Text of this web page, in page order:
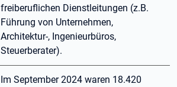
freiberuflichen Dienstleitungen (z.B.
Führung von Unternehmen,
Architektur-, Ingenieurbüros,
Steuerberater).
Im September 2024 waren 18.420